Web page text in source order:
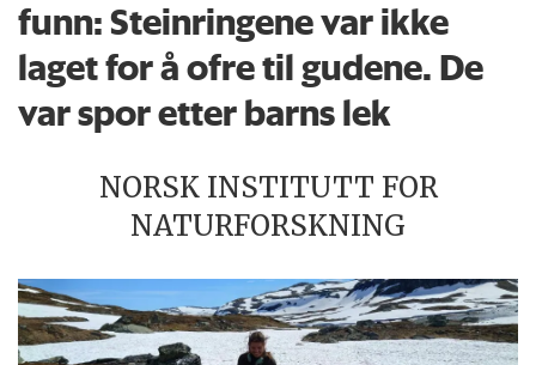
funn: Steinringene var ikke
laget for å ofre til gudene. De
var spor etter barns lek
NORSK INSTITUTT FOR
NATURFORSKNING